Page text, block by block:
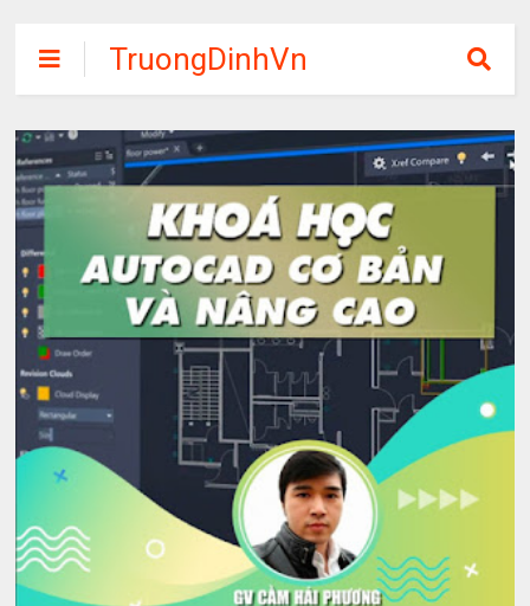
TruongDinhVn
Chia sẽ ebook,
các khóa học,
phần mềm học
tập miễn phí